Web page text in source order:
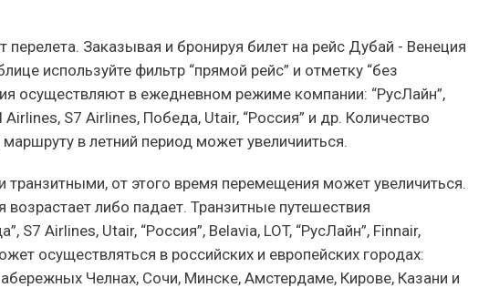
Заказывая и бронируя билет на рейс Дубай - Венеция
используйте фильтр “прямой рейс” и отметку “без
осуществляют в ежедневном режиме компании: “РусЛайн”,
S7 Airlines, Победа, Utair, “Россия” и др. Количество
в летний период может увеличииться.
от этого время перемещения может увеличиться.
либо падает. Транзитные путешествия
S7 Airlines, Utair, “Россия”, Belavia, LOT, “РусЛайн”, Finnair,
осуществляться в российских и европейских городах:
Челнах, Сочи, Минске, Амстердаме, Кирове, Казани и